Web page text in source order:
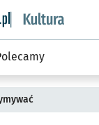
wroclaw.pl